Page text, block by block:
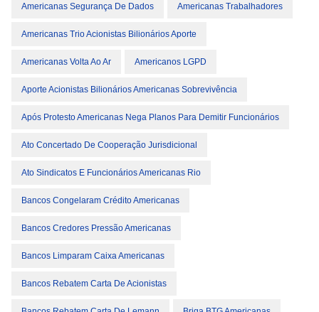
Americanas Segurança De Dados Americanas Trabalhadores
Americanas Trio Acionistas Bilionários Aporte
Americanas Volta Ao Ar Americanos LGPD
Aporte Acionistas Bilionários Americanas Sobrevivência
Após Protesto Americanas Nega Planos Para Demitir Funcionários
Ato Concertado De Cooperação Jurisdicional
Ato Sindicatos E Funcionários Americanas Rio
Bancos Congelaram Crédito Americanas
Bancos Credores Pressão Americanas
Bancos Limparam Caixa Americanas
Bancos Rebatem Carta De Acionistas